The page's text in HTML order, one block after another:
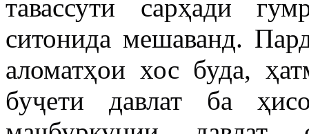
тавассути сарҳади
ситонида мешаванд.
аломатҳои хос буда,
буҷети давлат ба